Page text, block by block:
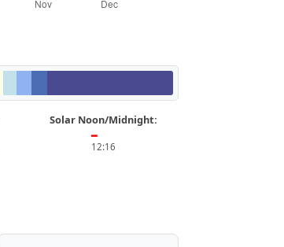
Solar Noon/Midnight:
━
12:16